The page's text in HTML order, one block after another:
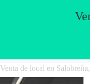
Venta de local en